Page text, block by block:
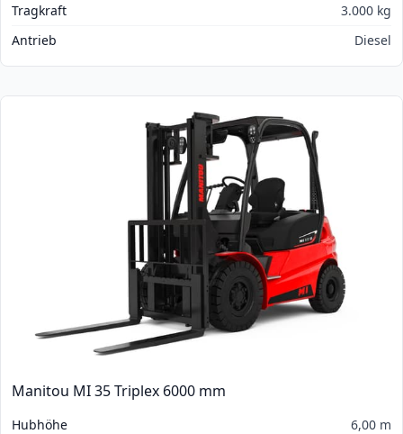
Tragkraft
3.000 kg
Antrieb
Diesel
Manitou MI 35 Triplex 6000 mm
Hubhöhe
6,00 m